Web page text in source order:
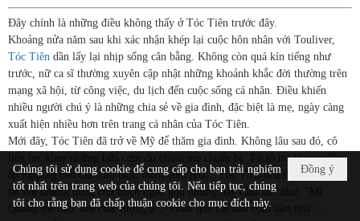
Đây chính là những điều không thấy ở Tóc Tiên trước đây.
Khoảng nửa năm sau khi xác nhận khép lại cuộc hôn nhân với Touliver,
Tóc Tiên dần lấy lại nhịp sống cân bằng. Không còn quá kín tiếng như
trước, nữ ca sĩ thường xuyên cập nhật những khoảnh khắc đời thường trên
mạng xã hội, từ công việc, du lịch đến cuộc sống cá nhân. Điều khiến
nhiều người chú ý là những chia sẻ về gia đình, đặc biệt là mẹ, ngày càng
xuất hiện nhiều hơn trên trang cá nhân của Tóc Tiên.
Mới đây, Tóc Tiên đã trở về Mỹ để thăm gia đình. Không lâu sau đó, cô
liên tục khoe những bữa cơm do chính mẹ chuẩn bị. Từ tô mì Quảng đầy
ắp topping đến đĩa cơm tấm, mâm cơm nhà... Tóc Tiên đều thích thú đăng
tải với những dòng chú thích ngắn gọn nhưng đầy cảm xúc như: "Mì
Quảng mẹ nấu siêu chất lượng ạ", "Hôm qua mẹ nấu cơm tấm nha"...
Đồng ý
Chúng tôi sử dụng cookie để cung cấp cho bạn trải nghiệm
tốt nhất trên trang web của chúng tôi. Nếu tiếp tục, chúng
tôi cho rằng bạn đã chấp thuận cookie cho mục đích này.